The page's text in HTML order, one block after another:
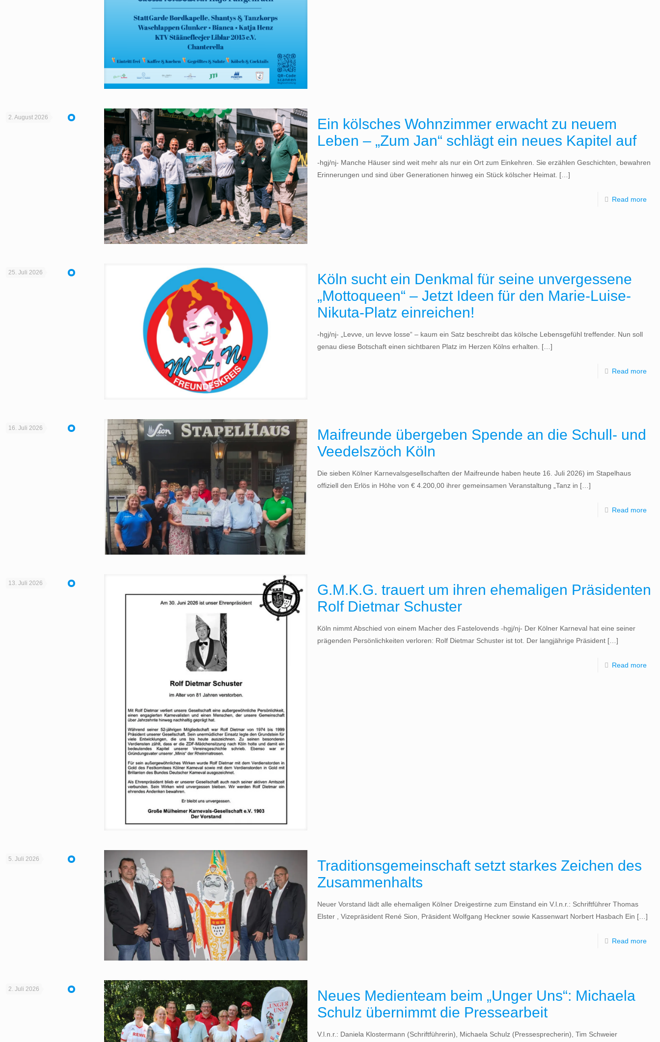
2. August 2026
Ein kölsches Wohnzimmer erwacht zu neuem
Leben – „Zum Jan“ schlägt ein neues Kapitel auf
-hgj/nj- Manche Häuser sind weit mehr als nur ein Ort zum Einkehren. Sie erzählen Geschichten, bewahren
Erinnerungen und sind über Generationen hinweg ein Stück kölscher Heimat. […]
Read more
25. Juli 2026
Köln sucht ein Denkmal für seine unvergessene
„Mottoqueen“ – Jetzt Ideen für den Marie-Luise-
Nikuta-Platz einreichen!
-hgj/nj- „Levve, un levve losse“ – kaum ein Satz beschreibt das kölsche Lebensgefühl treffender. Nun soll
genau diese Botschaft einen sichtbaren Platz im Herzen Kölns erhalten. […]
Read more
16. Juli 2026
Maifreunde übergeben Spende an die Schull- und
Veedelszöch Köln
Die sieben Kölner Karnevalsgesellschaften der Maifreunde haben heute 16. Juli 2026) im Stapelhaus
offiziell den Erlös in Höhe von € 4.200,00 ihrer gemeinsamen Veranstaltung „Tanz in […]
Read more
13. Juli 2026
G.M.K.G. trauert um ihren ehemaligen Präsidenten
Rolf Dietmar Schuster
Köln nimmt Abschied von einem Macher des Fastelovends -hgj/nj- Der Kölner Karneval hat eine seiner
prägenden Persönlichkeiten verloren: Rolf Dietmar Schuster ist tot. Der langjährige Präsident […]
Read more
5. Juli 2026
Traditionsgemeinschaft setzt starkes Zeichen des
Zusammenhalts
Neuer Vorstand lädt alle ehemaligen Kölner Dreigestirne zum Einstand ein V.l.n.r.: Schriftführer Thomas
Elster , Vizepräsident René Sion, Präsident Wolfgang Heckner sowie Kassenwart Norbert Hasbach Ein […]
Read more
2. Juli 2026
Neues Medienteam beim „Unger Uns“: Michaela
Schulz übernimmt die Pressearbeit
V.l.n.r.: Daniela Klostermann (Schriftführerin), Michaela Schulz (Pressesprecherin), Tim Schweier